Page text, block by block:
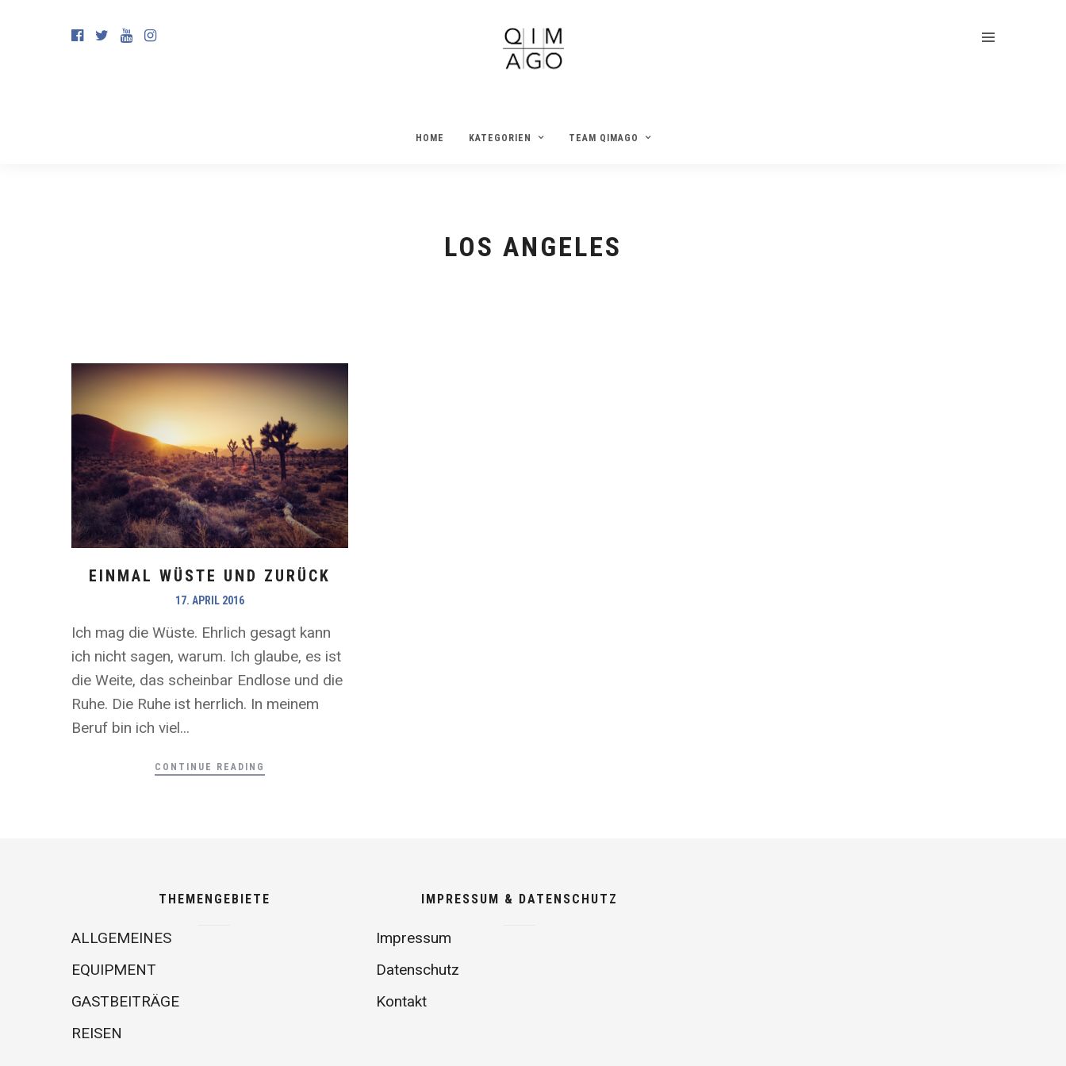
HOME KATEGORIEN TEAM QIMAGO
LOS ANGELES
EINMAL WÜSTE UND ZURÜCK
17. APRIL 2016
Ich mag die Wüste. Ehrlich gesagt kann
ich nicht sagen, warum. Ich glaube, es ist
die Weite, das scheinbar Endlose und die
Ruhe. Die Ruhe ist herrlich. In meinem
Beruf bin ich viel...
CONTINUE READING
THEMENGEBIETE
ALLGEMEINES
EQUIPMENT
GASTBEITRÄGE
REISEN
IMPRESSUM & DATENSCHUTZ
Impressum
Datenschutz
Kontakt